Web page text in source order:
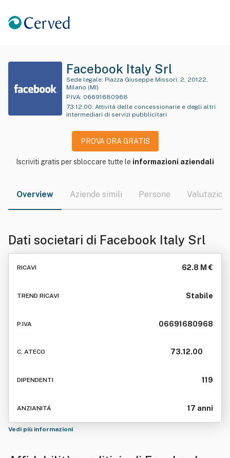
Facebook Italy Srl
Sede legale:
Milano (MI)
P.IVA: 06691680968
73.12.00: Attività delle concessionarie e degli altri
intermediari di servizi pubblicitari
PROVA ORA GRATIS
Iscriviti gratis per sbloccare tutte le informazioni aziendali
Overview Aziende simili Persone Valutazioni
Dati societari di Facebook Italy Srl
RICAVI 62.8 M €
TREND RICAVI Stabile
P.IVA 06691680968
C. ATECO 73.12.00
DIPENDENTI 119
ANZIANITÁ 17 anni
Vedi più informazioni